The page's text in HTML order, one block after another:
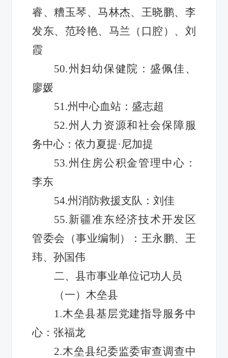
睿、糟玉琴、马林杰、王晓鹏、李
发东、范玲艳、马兰（口腔）、刘
霞
50.州妇幼保健院：盛佩佳、
廖媛
51.州中心血站：盛志超
52.州人力资源和社会保障服
务中心：依力夏提·尼加提
53.州住房公积金管理中心：
李东
54.州消防救援支队：刘佳
55.新疆准东经济技术开发区
管委会（事业编制）：王永鹏、王
玮、孙国伟
二、县市事业单位记功人员
（一）木垒县
1.木垒县基层党建指导服务中
心：张福龙
2.木垒县纪委监委审查调查中